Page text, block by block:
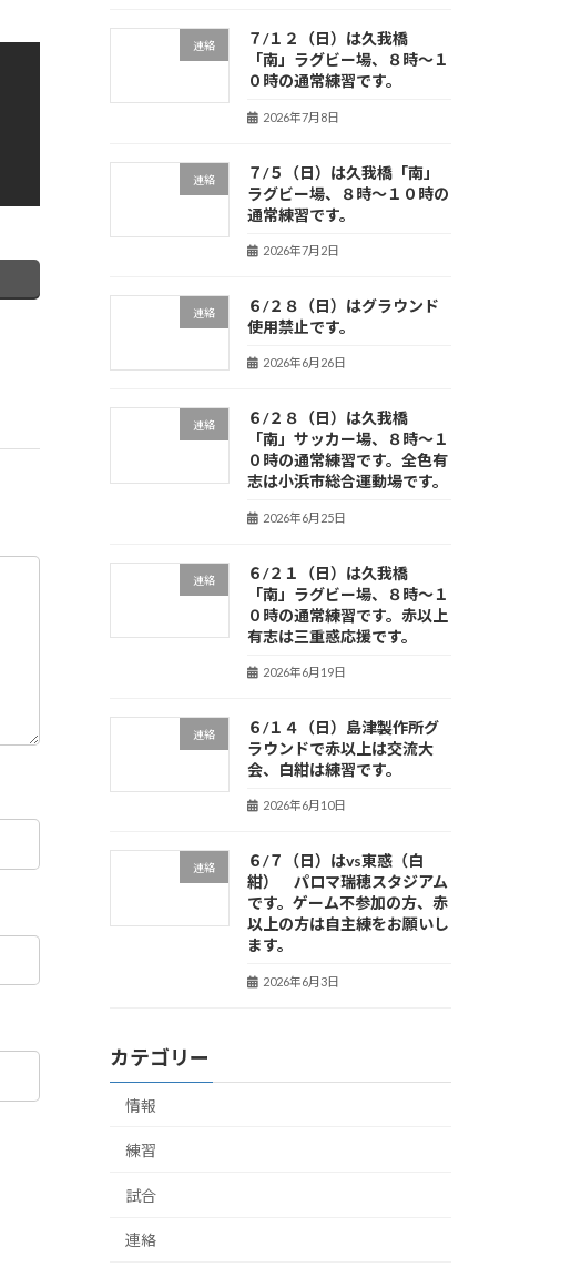
連絡
７/１２（日）は久我橋
「南」ラグビー場、８時～１
０時の通常練習です。
2026年7月8日
連絡
７/５（日）は久我橋「南」
ラグビー場、８時～１０時の
通常練習です。
2026年7月2日
連絡
６/２８（日）はグラウンド
使用禁止です。
2026年6月26日
連絡
６/２８（日）は久我橋
「南」サッカー場、８時～１
０時の通常練習です。全色有
志は小浜市総合運動場です。
2026年6月25日
連絡
６/２１（日）は久我橋
「南」ラグビー場、８時～１
０時の通常練習です。赤以上
有志は三重惑応援です。
2026年6月19日
連絡
６/１４（日）島津製作所グ
ラウンドで赤以上は交流大
会、白紺は練習です。
2026年6月10日
連絡
６/７（日）はvs東惑（白
紺） パロマ瑞穂スタジアム
です。ゲーム不参加の方、赤
以上の方は自主練をお願いし
ます。
2026年6月3日
カテゴリー
情報
練習
試合
連絡